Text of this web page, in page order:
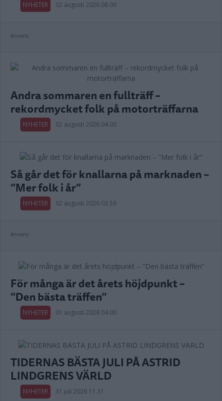
NYHETER 02 augusti 2026 08.00
Annons:
Andra sommaren en fullträff –
rekordmycket folk på motorträffarna
NYHETER 02 augusti 2026 04.00
Så går det för knallarna på marknaden –
”Mer folk i år”
NYHETER 02 augusti 2026 03.59
Annons:
För många är det årets höjdpunkt –
”Den bästa träffen”
NYHETER 01 augusti 2026 04.00
TIDERNAS BÄSTA JULI PÅ ASTRID
LINDGRENS VÄRLD
NYHETER 31 juli 2026 11.31